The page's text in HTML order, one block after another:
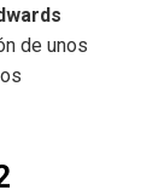
de unos